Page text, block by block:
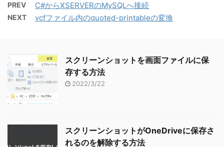
PREV C#からXSERVERのMySQLへ接続
NEXT vcfファイル内のquoted-printableの変換
スクリーンショットを画面ファイルに保
存する方法
2022/3/22
スクリーンショットがOneDriveに保存さ
れるのを解除する方法